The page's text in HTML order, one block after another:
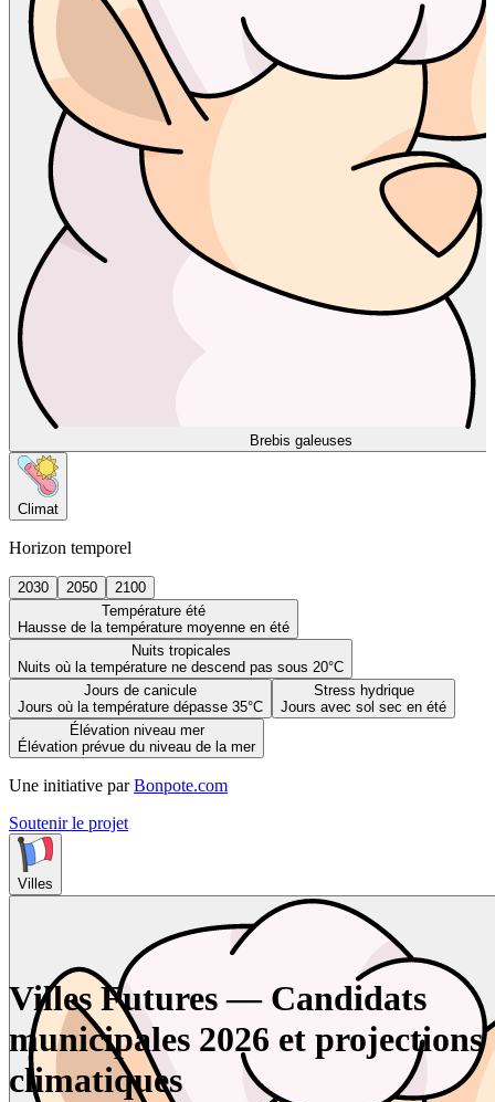
Brebis galeuses
Climat
Horizon temporel
2030 2050
2100
Température été
Hausse de la température moyenne en été
Nuits tropicales
Nuits où la température ne descend pas sous 20°C
Jours de canicule
Jours où la température dépasse 35°C
Stress hydrique
Jours avec sol sec en été
Élévation niveau mer
Élévation prévue du niveau de la mer
Une initiative par Bonpote.com
Soutenir le projet
Villes
Villes Futures — Candidats
municipales 2026 et projections
climatiques